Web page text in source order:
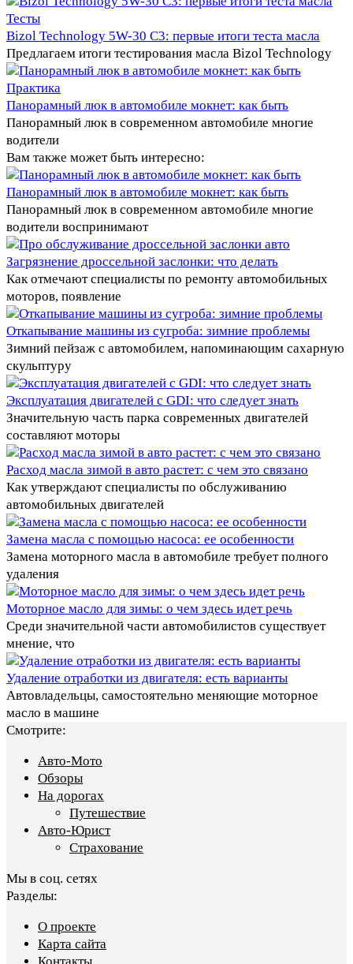
Тесты
Bizol Technology 5W-30 C3: первые итоги теста масла
Предлагаем итоги тестирования масла Bizol Technology
Практика
Панорамный люк в автомобиле мокнет: как быть
Панорамный люк в современном автомобиле многие
водители
Вам также может быть интересно:
Панорамный люк в автомобиле мокнет: как быть
Панорамный люк в современном автомобиле многие
водители воспринимают
Загрязнение дроссельной заслонки: что делать
Как отмечают специалисты по ремонту автомобильных
моторов, появление
Откапывание машины из сугроба: зимние проблемы
Зимний пейзаж с автомобилем, напоминающим сахарную
скульптуру
Эксплуатация двигателей с GDI: что следует знать
Значительную часть парка современных двигателей
составляют моторы
Расход масла зимой в авто растет: с чем это связано
Как утверждают специалисты по обслуживанию
автомобильных двигателей
Замена масла с помощью насоса: ее особенности
Замена моторного масла в автомобиле требует полного
удаления
Моторное масло для зимы: о чем здесь идет речь
Среди значительной части автомобилистов существует
мнение, что
Удаление отработки из двигателя: есть варианты
Автовладельцы, самостоятельно меняющие моторное
масло в машине
Смотрите:
Авто-Мото
Обзоры
На дорогах
Путешествие
Авто-Юрист
Страхование
Мы в соц. сетях
Разделы:
О проекте
Карта сайта